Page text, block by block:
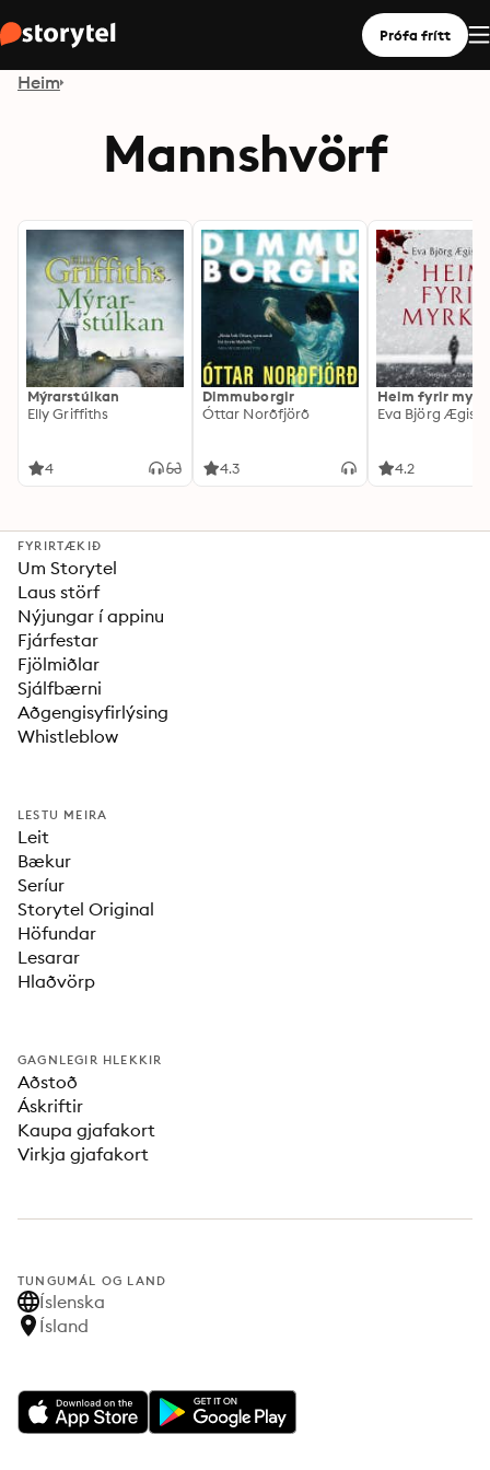
Prófa frítt
Heim
Mannshvörf
Mýrarstúlkan
Elly Griffiths
4
Dimmuborgir
Óttar Norðfjörð
4.3
Heim fyrir
Eva Björg
4.2
FYRIRTÆKIÐ
Um Storytel
Laus störf
Nýjungar í appinu
Fjárfestar
Fjölmiðlar
Sjálfbærni
Aðgengisyfirlýsing
Whistleblow
LESTU MEIRA
Leit
Bækur
Seríur
Storytel Original
Höfundar
Lesarar
Hlaðvörp
GAGNLEGIR HLEKKIR
Aðstoð
Áskriftir
Kaupa gjafakort
Virkja gjafakort
TUNGUMÁL OG LAND
Íslenska
Ísland